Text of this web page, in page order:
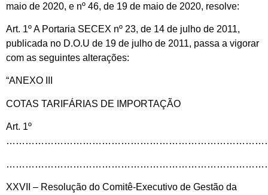
maio de 2020, e nº 46, de 19 de maio de 2020, resolve:
Art. 1º A Portaria SECEX nº 23, de 14 de julho de 2011,
publicada no D.O.U de 19 de julho de 2011, passa a vigorar
com as seguintes alterações:
“ANEXO III
COTAS TARIFÁRIAS DE IMPORTAÇÃO
Art. 1º
XXVII – Resolução do Comitê-Executivo de Gestão da